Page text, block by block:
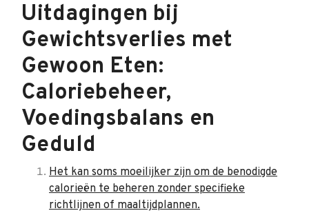
Uitdagingen bij
Gewichtsverlies met
Gewoon Eten:
Caloriebeheer,
Voedingsbalans en
Geduld
Het kan soms moeilijker zijn om de benodigde
calorieën te beheren zonder specifieke
richtlijnen of maaltijdplannen.